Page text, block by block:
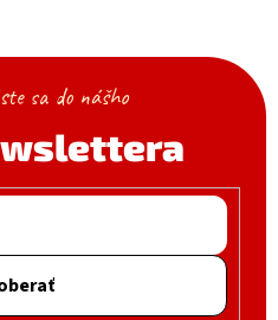
sa do nášho